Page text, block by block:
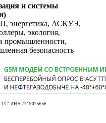
и системы
энергетика, АСКУЭ,
экология,
промышленности,
безопасность
ИНН 7719025656